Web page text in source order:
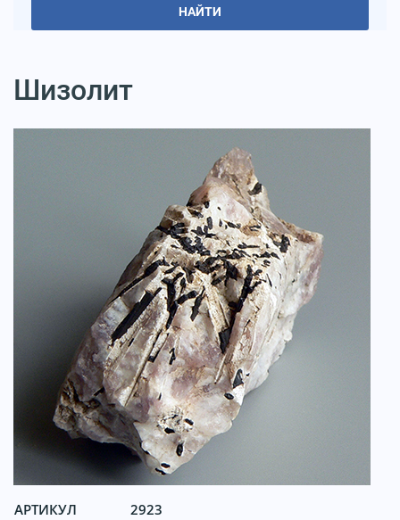
НАЙТИ
Шизолит
АРТИКУЛ
2923